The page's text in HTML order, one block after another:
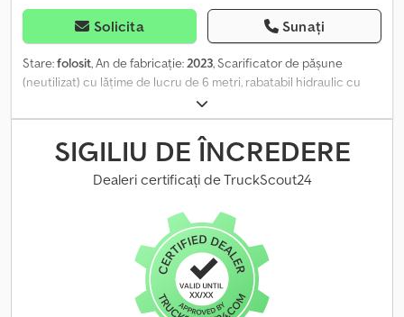
Solicita Sunați
Stare:folosit, An de fabricație:2023, Scarificator de pășune
(neutilizat) cu lățime de lucru de 6 metri, rabatabil hidraulic cu
tălpi suplimentare pentru alunecare îmbunătățită. Dedpfxex Ia T
Ho Amieck
SIGILIU DE ÎNCREDERE
Dealeri certificați de TruckScout24